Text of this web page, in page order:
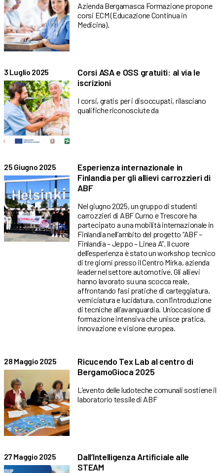
Azienda Bergamasca Formazione propone
corsi ECM (Educazione Continua in
Medicina).
3 Luglio 2025
Corsi ASA e OSS gratuiti: al via le
iscrizioni
I corsi, gratis per i disoccupati, rilasciano
qualifiche riconosciute da
25 Giugno 2025
Esperienza internazionale in
Finlandia per gli allievi carrozzieri di
ABF
Nel giugno 2025, un gruppo di studenti
carrozzieri di ABF Curno e Trescore ha
partecipato a una mobilità internazionale in
Finlandia nell’ambito del progetto “ABF –
Finlandia – Jeppo – Linea A”. Il cuore
dell’esperienza è stato un workshop tecnico
di tre giorni presso il Centro Mirka, azienda
leader nel settore automotive. Gli allievi
hanno lavorato su una scocca reale,
affrontando fasi pratiche di carteggiatura,
verniciatura e lucidatura, con l’introduzione
di tecniche all’avanguardia. Un’occasione di
formazione intensiva che unisce pratica,
innovazione e visione europea.
28 Maggio 2025
Ricucendo Tex Lab al centro di
BergamoGioca 2025
L’evento delle ludoteche comunali sostiene il
laboratorio tessile di ABF
27 Maggio 2025
Dall’Intelligenza Artificiale alle
STEAM